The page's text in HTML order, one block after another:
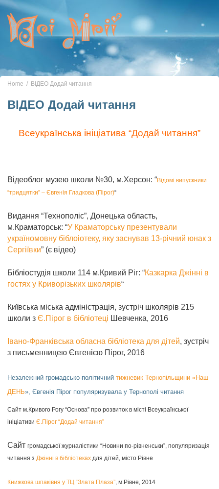
navigation
Home ВІДЕО Додай читання
ВІДЕО Додай читання
Всеукраїнська ініціатива “Додай читання”
Відеоблог музею школи №30, м.Херсон: “Відомі випускники
“тридцятки” – Євгенія Гладкова (Пірог)“
Видання “Технополіс”, Донецька область,
м.Краматорськ: “У Краматорську презентували
україномовну біблоіотеку, яку заснував 13-річний юнак з
Сергіївки” (є відео)
Бібліостудія школи 114 м.Кривий Ріг: “Казкарка Джінні в
гостях у Криворізьких школярів“
Київська міська адміністрація, зустріч школярів 215
школи з Є.Пірог в бібліотеці Шевченка, 2016
Івано-Франківська обласна бібліотека для дітей, зустріч
з письменницею Євгенією Пірог, 2016
Незалежний громадсько-політичний тижневик Тернопільщини «Наш
ДЕНЬ», Євгенія Пірог популяризувала у Тернополі читання
Сайт м.Кривого Рогу “Основа” про розвиток в місті Всеукраїнської
ініціативи Є.Пірог “Додай читання”
Сайт громадської журналістики “Новини по-рівненськи”, популяризація
читання з Джінні в бібліотеках для дітей, місто Рівне
Книжкова шпаківня у ТЦ “Злата Плаза”, м.Рівне, 2014